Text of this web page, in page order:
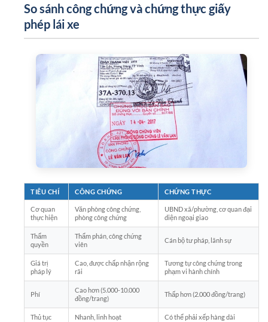
So sánh công chứng và chứng thực giấy
phép lái xe
TIÊU CHÍ CÔNG CHỨNG CHỨNG THỰC
Cơ quan
thực hiện
Văn phòng công chứng,
phòng công chứng
UBND xã/phường, cơ quan đại
diện ngoại giao
Thẩm
quyền
Thẩm phán, công chứng
viên
Cán bộ tư pháp, lãnh sự
Giá trị
pháp lý
Cao, được chấp nhận rộng
rãi
Tương tự công chứng trong
phạm vi hành chính
Phí
Cao hơn (5.000-10.000
đồng/trang)
Thấp hơn (2.000 đồng/trang)
Thủ tục Nhanh, linh hoạt Có thể phải xếp hàng dài